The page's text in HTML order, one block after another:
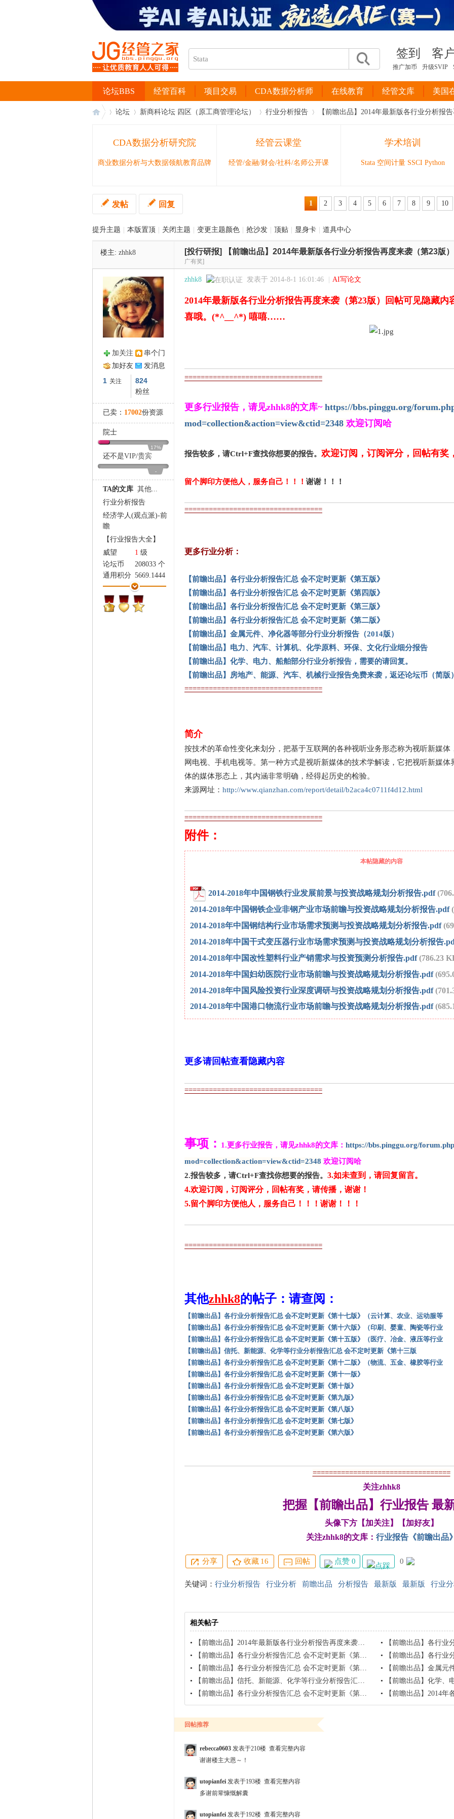
签到 客
推广加币 升级SVIP
经管百科 项目交易 CDA数据分析师 在线教育 经管文库 美国
论坛BBS
论坛 新商科论坛 四区（原工商管理论坛） 行业分析报告 【前瞻出品】2014年最新版各行业分析报
CDA数据分析研究院
商业数据分析与大数据领航教育品牌
经管云课堂
经管/金融/财会/社科/名师公开课
学术培训
Stata 空间计量 SSCI Python
1 2 3 4 5 6 7 8 9 10
发帖 回复
提升主题 本版置顶 关闭主题 变更主题颜色 抢沙发 顶贴 显身卡 道具中心
楼主: zhhk8 [投行研报] 【前瞻出品】2014年最新版各行业分析报告再度来袭（第23版
广有奖]
加关注
串个门
加好友
发消息
1 关注 824
粉丝
已卖： 17002份资源
院士
17%
还不是VIP/贵宾
-
TA的文库 其他...
行业分析报告
经济学人(观点派)-前
瞻
【行业报告大全】
威望
1 级
论坛币
208033 个
通用积分 5669.1444
学术水平
175 点
热心指数
220 点
信用等级
174 点
zhhk8 发表于 2014-8-1 16:01:46 AI写论文
2014年最新版各行业分析报告再度来袭（第23版）回帖可见隐藏
喜哦。(*^__^*) 嘻嘻……
==================================
更多行业报告，请见zhhk8的文库~ https://bbs.pinggu.org/
mod=collection&action=view&ctid=2348 欢迎订阅哈
报告较多，请Ctrl+F查找你想要的报告。 欢迎订阅，订阅评分，回帖有奖
留个脚印方便他人，服务自己！！！ 谢谢！！！
==================================
更多行业分析：
【前瞻出品】各行业分析报告汇总 会不定时更新《第五版》
【前瞻出品】各行业分析报告汇总 会不定时更新《第四版》
【前瞻出品】各行业分析报告汇总 会不定时更新《第三版》
【前瞻出品】各行业分析报告汇总 会不定时更新《第二版》
【前瞻出品】金属元件、净化器等部分行业分析报告（2014版）
【前瞻出品】电力、汽车、计算机、化学原料、环保、文化行业细分报告
【前瞻出品】化学、电力、船舶部分行业分析报告，需要的请回复。
【前瞻出品】房地产、能源、汽车、机械行业报告免费来袭，返还论坛币（简版
==================================
简介
按技术的革命性变化来划分，把基于互联网的各种视听业务形态称为视听新媒体
网电视、手机电视等。第一种方式是视听新媒体的技术学解读，它把视听新媒
体的媒体形态上，其内涵非常明确，经得起历史的检验。
来源网址： http://www.qianzhan.com/report/detail/b2aca4c0711f4d12.html
==================================
附件：
本帖隐藏的内容
2014-2018年中国钢铁行业发展前景与投资战略规划分析报告.pdf
2014-2018年中国钢铁企业非钢产业市场前瞻与投资战略规划分析报告.pdf
2014-2018年中国钢结构行业市场需求预测与投资战略规划分析报告.pdf
2014-2018年中国干式变压器行业市场需求预测与投资战略规划分析报告
2014-2018年中国改性塑料行业产销需求与投资预测分析报告.pdf (786.23
2014-2018年中国妇幼医院行业市场前瞻与投资战略规划分析报告.pdf
2014-2018年中国风险投资行业深度调研与投资战略规划分析报告.pdf
2014-2018年中国港口物流行业市场前瞻与投资战略规划分析报告.pdf
更多请回帖查看隐藏内容
==================================
事项： 1.更多行业报告，请见zhhk8的文库： https://bbs.pinggu.org/
mod=collection&action=view&ctid=2348 欢迎订阅哈
2.报告较多，请Ctrl+F查找你想要的报告。 3.如未查到，请回复留言。
4.欢迎订阅，订阅评分， 回帖有奖， 请传播，谢谢！
5.留个脚印方便他人，服务自己！！！ 谢谢！！！
==================================
其他zhhk8的帖子：请查阅：
【前瞻出品】各行业分析报告汇总 会不定时更新《第十七版》（云计算、农业、运动服等
【前瞻出品】各行业分析报告汇总 会不定时更新《第十六版》（印刷、婴童、陶瓷等行业
【前瞻出品】各行业分析报告汇总 会不定时更新《第十五版》（医疗、冶金、液压等行业
【前瞻出品】信托、新能源、化学等行业分析报告汇总 会不定时更新《第十三版
【前瞻出品】各行业分析报告汇总 会不定时更新《第十二版》（物流、五金、橡胶等行业
【前瞻出品】各行业分析报告汇总 会不定时更新《第十一版》
【前瞻出品】各行业分析报告汇总 会不定时更新《第十版》
【前瞻出品】各行业分析报告汇总 会不定时更新《第九版》
【前瞻出品】各行业分析报告汇总 会不定时更新《第八版》
【前瞻出品】各行业分析报告汇总 会不定时更新《第七版》
【前瞻出品】各行业分析报告汇总 会不定时更新《第六版》
==================================
关注zhhk8
把握【前瞻出品】行业报告 最
头像下方【加关注】【加好友】
关注zhhk8的文库： 行业报告《前瞻出品
分享 收藏 16 回帖 点赞 0 0
关键词： 行业分析报告 行业分析 前瞻出品 分析报告 最新版 最新版 行业
相关帖子
• 【前瞻出品】2014年最新版各行业分析报告再度来袭（第24版）回帖有奖。 •
【前瞻出品】各行业分
•
【前瞻出品】各行业分析报告汇总 会不定时更新《第六版》 •
【前瞻出品】各行业分析报告汇总
•
【前瞻出品】各行业分析报告汇总 会不定时更新《第十二版》（物流、五金、橡胶等行业 •
【前瞻出品】金属元件、
•
【前瞻出品】信托、新能源、化学等行业分析报告汇总 会不定时更新《第十三版》 •
【前瞻出品】化学、电力
•
【前瞻出品】各行业分析报告汇总 会不定时更新《第十五版》（医疗、冶金、液压等行业 • 【前瞻出品】2014年各行业
回帖推荐
rebecca0603 发表于210楼 查看完整内容
谢谢楼主大恩～！
utopianfei 发表于193楼 查看完整内容
多谢前辈慷慨解囊
utopianfei 发表于192楼 查看完整内容